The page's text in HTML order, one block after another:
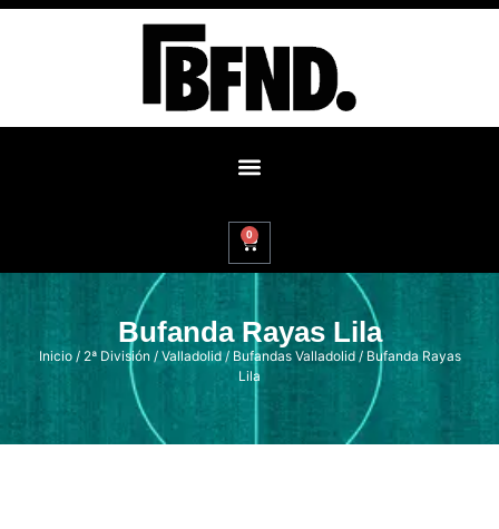
0
Bufanda Rayas Lila
Inicio/ 2ª División / Valladolid/ Bufandas Valladolid/ Bufanda Rayas
Lila